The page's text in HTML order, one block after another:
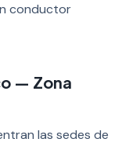
conductor
— Zona
las sedes de